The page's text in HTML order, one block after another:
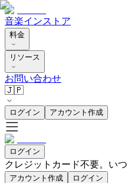
音楽インストア
料金
リソース
お問い合わせ
🇯🇵
ログイン アカウント作成
ログイン
クレジットカード不要。いつ
アカウント作成 ログイン